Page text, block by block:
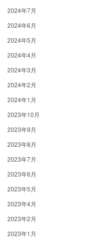
2024年7月
2024年6月
2024年5月
2024年4月
2024年3月
2024年2月
2024年1月
2023年10月
2023年9月
2023年8月
2023年7月
2023年6月
2023年5月
2023年4月
2023年2月
2023年1月